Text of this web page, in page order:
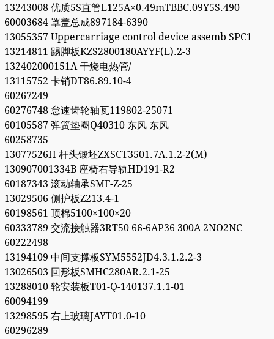
13243008 优质5S直管L125A×0.49mTBBC.09Y5S.490
60003684 罩盖总成897184-6390
13055357 Uppercarriage control device assemb SPC1
13214811 踢脚板KZS2800180AYYF(L).2-3
132402000151A 干烧电热管/
13115752 卡销DT86.89.10-4
60267249
60276748 怠速齿轮轴瓦119802-25071
60105587 弹簧垫圈Q40310 东风 东风
60258735
13077526H 杆头锻坯ZXSCT3501.7A.1.2-2(M)
130907001334B 座椅右导轨HD191-R2
60187343 滚动轴承SMF-Z-25
13029506 侧护板Z213.4-1
60198561 顶棉5100×100×20
60333789 交流接触器3RT50 66-6AP36 300A 2NO2NC
60222498
13194109 中间支撑板SYM5552JD4.3.1.2.2-3
13026503 回形板SMHC280AR.2.1-25
13288010 轮安装板T01-Q-140137.1.1-01
60094199
13298595 右上玻璃JAYT01.0-10
60296289